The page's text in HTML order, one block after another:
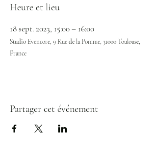
Heure et lieu
18 sept. 2023, 15:00 – 16:00
Studio Evencore, 9 Rue de la Pomme, 31000 Toulouse,
France
Partager cet événement